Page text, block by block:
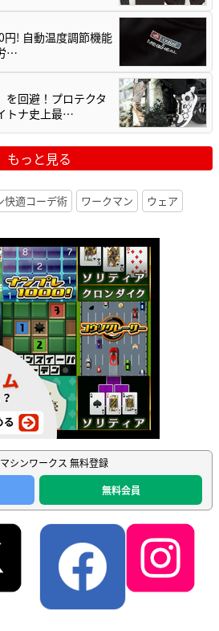
円! 自動温度調節機能
…
を回避！プロテクタ
トナ史上最…
もっと見る
快適コーデ術 ワークマン ウェア
シンワークス 無料登録
無料会員